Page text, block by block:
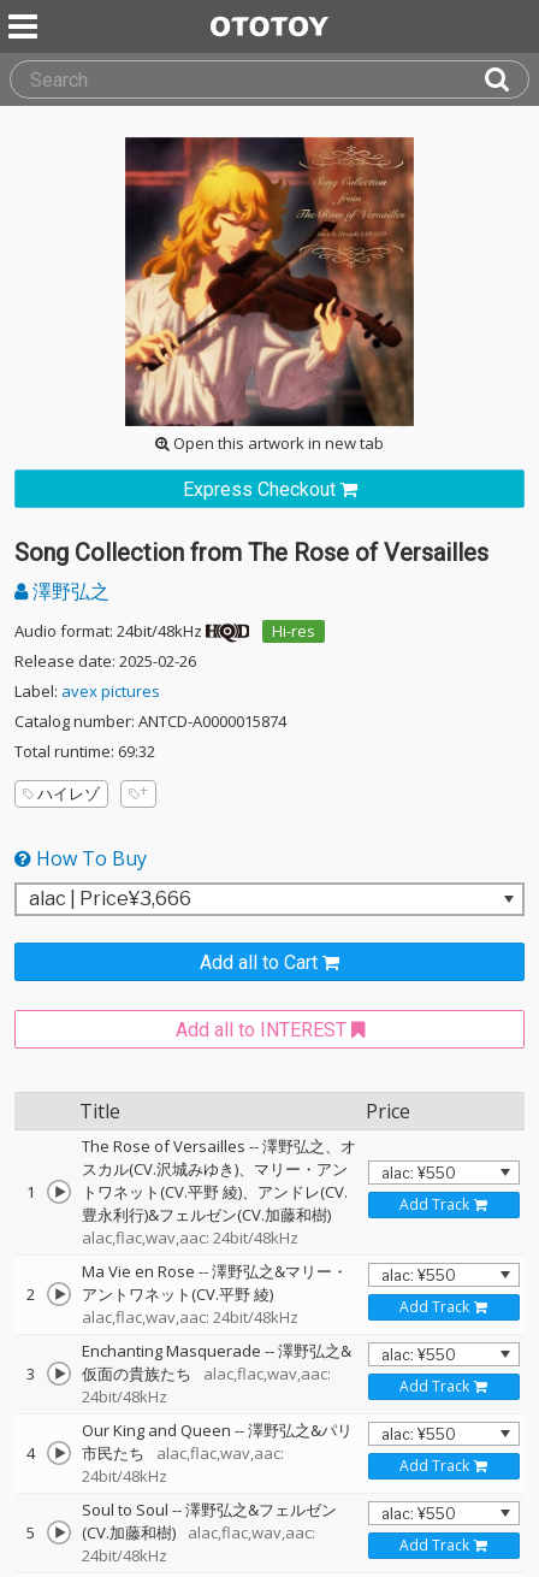
Open this artwork in new tab
Express Checkout
Song Collection from The Rose of Versailles
澤野弘之
Audio format: 24bit/48kHz
Hi-res
Release date: 2025-02-26
Label: avex pictures
Catalog number: ANTCD-A0000015874
Total runtime: 69:32
ハイレゾ
How To Buy
Add all to Cart
Add all to INTEREST
Title Price
1
The Rose of Versailles --澤野弘之、オ
スカル(CV.沢城みゆき)、マリー・アン
トワネット(CV.平野 綾)、アンドレ(CV.
豊永利行)&フェルゼン(CV.加藤和樹)
alac,flac,wav,aac: 24bit/48kHz
Add Track
2
Ma Vie en Rose --澤野弘之&マリー・
アントワネット(CV.平野 綾)
alac,flac,wav,aac: 24bit/48kHz
Add Track
3
Enchanting Masquerade --澤野弘之&
仮面の貴族たち
alac,flac,wav,aac:
24bit/48kHz
Add Track
4
Our King and Queen --澤野弘之&パリ
市民たち
alac,flac,wav,aac:
24bit/48kHz
Add Track
5
Soul to Soul --澤野弘之&フェルゼン
(CV.加藤和樹)
alac,flac,wav,aac:
24bit/48kHz
Add Track